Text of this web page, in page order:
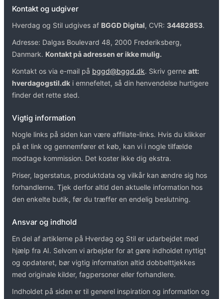
Kontakt og udgiver
Hverdag og Stil udgives af BGGD Digital, CVR: 34482853.
Adresse: Dalgas Boulevard 48, 2000 Frederiksberg,
Danmark. Kontakt på adressen er ikke mulig.
Kontakt os via e-mail på bggd@bggd.dk. Skriv gerne att:
hverdagogstil.dk i emnefeltet, så din henvendelse hurtigere
finder det rette sted.
Vigtig information
Nogle links på siden kan være affiliate-links. Hvis du klikker
på et link og gennemfører et køb, kan vi i nogle tilfælde
modtage kommission. Det koster ikke dig ekstra.
Priser, lagerstatus, produktdata og vilkår kan ændre sig hos
forhandlerne. Tjek derfor altid den aktuelle information hos
den enkelte butik, før du træffer en endelig beslutning.
Ansvar og indhold
En del af artiklerne på Hverdag og Stil er udarbejdet med
hjælp fra AI. Selvom vi arbejder for at gøre indholdet nyttigt
og opdateret, bør vigtig information altid dobbelttjekkes
med originale kilder, fagpersoner eller forhandlere.
Indholdet på siden er til generel inspiration og information og